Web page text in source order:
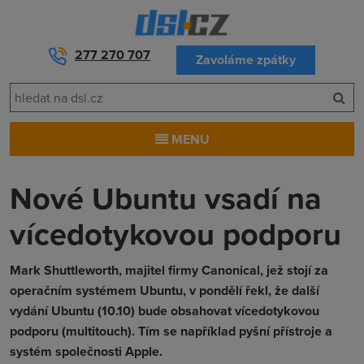
277 270 707 Zavoláme zpátky
MENU
Nové Ubuntu vsadí na
vícedotykovou podporu
Mark Shuttleworth, majitel firmy Canonical, jež stojí za
operačním systémem Ubuntu, v pondělí řekl, že další
vydání Ubuntu (10.10) bude obsahovat vícedotykovou
podporu (multitouch). Tím se například pyšní přístroje a
systém společnosti Apple.